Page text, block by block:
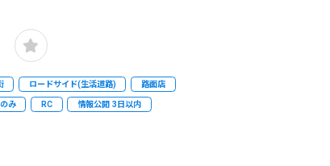
ロードサイド(生活道路) 路面店
み RC 情報公開 3日以内